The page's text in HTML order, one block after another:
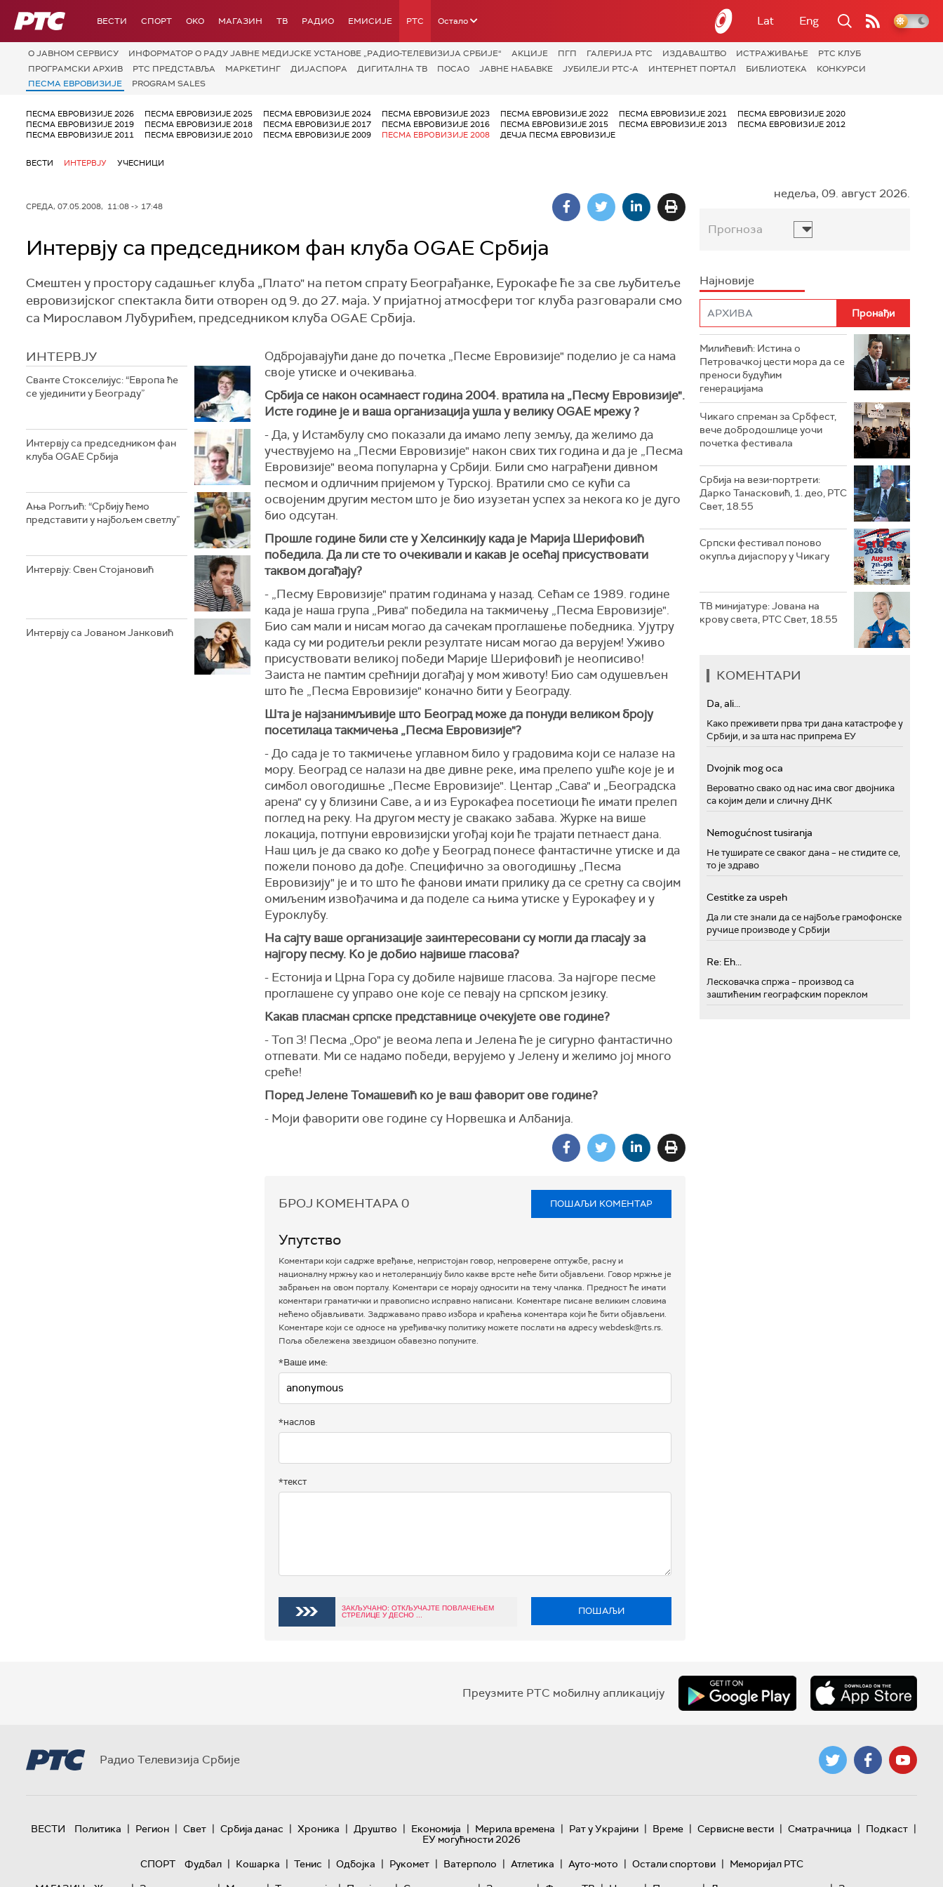
РТС ВЕСТИ СПОРТ OKO МАГАЗИН ТВ РАДИО ЕМИСИЈЕ РТС Остало Lat Eng
О JАВНОМ СЕРВИСУ ИНФОРМАТОР О РАДУ ЈАВНЕ МЕДИЈСКЕ УСТАНОВЕ „РАДИО-ТЕЛЕВИЗИЈА СРБИЈЕ“ АКЦИЈЕ ПГП ГАЛЕРИЈА РТС ИЗДАВАШТВО ИСТРАЖИВАЊЕ
РТС КЛУБ
ПРОГРАМСКИ АРХИВ
РТС ПРЕДСТАВЉА МАРКЕТИНГ ДИЈАСПОРА ДИГИТАЛНА ТВ ПОСАО ЈАВНЕ НАБАВКЕ ЈУБИЛЕЈИ РТС-А ИНТЕРНЕТ ПОРТАЛ БИБЛИОТЕКА
КОНКУРСИ
ПЕСМА ЕВРОВИЗИЈЕ
PROGRAM SALES
ПЕСМА ЕВРОВИЗИЈЕ 2026 ПЕСМА ЕВРОВИЗИЈЕ 2025 ПЕСМА ЕВРОВИЗИЈЕ 2024 ПЕСМА ЕВРОВИЗИЈЕ 2023 ПЕСМА ЕВРОВИЗИЈЕ 2022 ПЕСМА ЕВРОВИЗИЈЕ 2021
ПЕСМА ЕВРОВИЗИЈЕ 2020
ПЕСМА ЕВРОВИЗИЈЕ 2019
ПЕСМА ЕВРОВИЗИЈЕ 2018 ПЕСМА ЕВРОВИЗИЈЕ 2017 ПЕСМА ЕВРОВИЗИЈЕ 2016 ПЕСМА ЕВРОВИЗИЈЕ 2015 ПЕСМА ЕВРОВИЗИЈЕ 2013
ПЕСМА ЕВРОВИЗИЈЕ 2012
ПЕСМА ЕВРОВИЗИЈЕ 2011
ПЕСМА ЕВРОВИЗИЈЕ 2010 ПЕСМА ЕВРОВИЗИЈЕ 2009 ПЕСМА ЕВРОВИЗИЈЕ 2008 ДЕЧЈА ПЕСМА ЕВРОВИЗИЈЕ
ВЕСТИ ИНТЕРВЈУ УЧЕСНИЦИ
СРЕДА, 07.05.2008, 11:08 -> 17:48
Интервју са председником фан клуба OGAE Србија
Смештен у простору садашњег клуба „Плато" на петом спрату Београђанке, Еурокафе ће за све љубитеље
евровизијског спектакла бити отворен од 9. до 27. маја. У пријатној атмосфери тог клуба разговарали смо
са Мирославом Лубурићем, председником клуба OGAE Србија.
ИНТЕРВЈУ
Сванте Стокселијус: “Европа ће
се ујединити у Београду”
Интервју са председником фан
клуба OGAE Србија
Ања Рогљић: “Србију ћемо
представити у најбољем светлу”
Интервју: Свен Стојановић
Интервју са Јованом Јанковић
Одбројавајући дане до почетка „Песме Евровизије" поделио је са нама
своје утиске и очекивања.
Србија се након осамнаест година 2004. вратила на „Песму Евровизије".
Исте године је и ваша организација ушла у велику OGAE мрежу ?
- Да, у Истамбулу смо показали да имамо лепу земљу, да желимо да
учествујемо на „Песми Евровизије" након свих тих година и да је „Песма
Евровизије" веома популарна у Србији. Били смо награђени дивном
песмом и одличним пријемом у Турској. Вратили смо се кући са
освојеним другим местом што је био изузетан успех за некога ко је дуго
био одсутан.
Прошле године били сте у Хелсинкију када је Марија Шерифовић
победила. Да ли сте то очекивали и какав је осећај присуствовати
таквом догађају?
- „Песму Евровизије" пратим годинама у назад. Сећам се 1989. године
када је наша група „Рива" победила на такмичењу „Песма Евровизије".
Био сам мали и нисам могао да сачекам проглашење победника. Ујутру
када су ми родитељи рекли резултате нисам могао да верујем! Уживо
присуствовати великој победи Марије Шерифовић је неописиво!
Заиста не памтим срећнији догађај у мом животу! Био сам одушевљен
што ће „Песма Евровизије" коначно бити у Београду.
Шта је најзанимљивије што Београд може да понуди великом броју
посетилаца такмичења „Песма Евровизије"?
- До сада је то такмичење углавном било у градовима који се налазе на
мору. Београд се налази на две дивне реке, има прелепо ушће које је и
симбол овогодишње „Песме Евровизије". Центар „Сава" и „Београдска
арена" су у близини Саве, а и из Еурокафеа посетиоци ће имати прелеп
поглед на реку. На другом месту је свакако забава. Журке на више
локација, потпуни евровизијски угођај који ће трајати петнаест дана.
Наш циљ је да свако ко дође у Београд понесе фантастичне утиске и да
пожели поново да дође. Специфично за овогодишњу „Песма
Евровизију" је и то што ће фанови имати прилику да се сретну са својим
омиљеним извођачима и да поделе са њима утиске у Еурокафеу и у
Еуроклубу.
На сајту ваше организације заинтересовани су могли да гласају за
најгору песму. Ко је добио највише гласова?
- Естонија и Црна Гора су добиле највише гласова. За најгоре песме
проглашене су управо оне које се певају на српском језику.
Какав пласман српске представнице очекујете ове године?
- Топ 3! Песма „Оро" је веома лепа и Јелена ће је сигурно фантастично
отпевати. Ми се надамо победи, верујемо у Јелену и желимо јој много
среће!
Поред Јелене Томашевић ко је ваш фаворит ове године?
- Моји фаворити ове године су Норвешка и Албанија.
БРОЈ КОМЕНТАРА0 ПОШАЉИ КОМЕНТАР
Упутство
Коментари који садрже вређање, непристојан говор, непроверене оптужбе, расну и
националну мржњу као и нетолеранцију било какве врсте неће бити објављени. Говор мржње је
забрањен на овом порталу. Коментари се морају односити на тему чланка. Предност ће имати
коментари граматички и правописно исправно написани. Коментаре писане великим словима
нећемо објављивати. Задржавамо право избора и краћења коментара који ће бити објављени.
Коментаре који се односе на уређивачку политику можете послати на адресу webdesk@rts.rs.
Поља обележена звездицом обавезно попуните.
*Ваше име:
*наслов
*текст
ЗАКЉУЧАНО: ОТКЉУЧАЈТЕ ПОВЛАЧЕЊЕМ
СТРЕЛИЦЕ У ДЕСНО ...
ПОШАЉИ
недеља, 09. август 2026.
Прогноза
Најновије
Милићевић: Истина о
Петровачкој цести мора да се
преноси будућим
генерацијама
Чикаго спреман за Србфест,
вече добродошлице уочи
почетка фестивала
Србија на вези-портрети:
Дарко Танасковић, 1. део, РТС
Свет, 18.55
Српски фестивал поново
окупља дијаспору у Чикагу
ТВ минијатуре: Јована на
крову света, РТС Свет, 18.55
КОМЕНТАРИ
Da, ali...
Како преживети прва три дана катастрофе у
Србији, и за шта нас припрема ЕУ
Dvojnik mog oca
Вероватно свако од нас има свог двојника
са којим дели и сличну ДНК
Nemogućnost tusiranja
Не туширате се сваког дана – не стидите се,
то је здраво
Cestitke za uspeh
Да ли сте знали да се најбоље грамофонске
ручице производе у Србији
Re: Eh...
Лесковачка спржа – производ са
заштићеним географским пореклом
Преузмите РТС мобилну апликацију
Радио Телевизија Србије
ВЕСТИ Политика | Регион | Свет | Србија данас | Хроника | Друштво | Економија | Мерила времена | Рат у Украјини | Време | Сервисне вести | Сматрачница | Подкаст |
ЕУ могућности 2026
СПОРТ
Фудбал | Кошарка | Тенис | Одбојка | Рукомет | Ватерполо | Атлетика | Ауто-мото | Остали спортови | Меморијал РТС